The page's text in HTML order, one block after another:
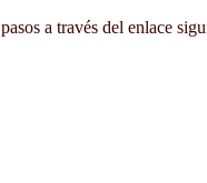
a través del enlace